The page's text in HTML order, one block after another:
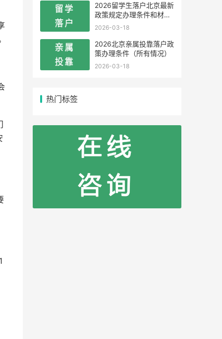
2026留学生落户北京最新
政策规定办理条件和材料
及流程
2026-03-18
2026北京亲属投靠落户政
策办理条件（所有情况）
2026-03-18
热门标签